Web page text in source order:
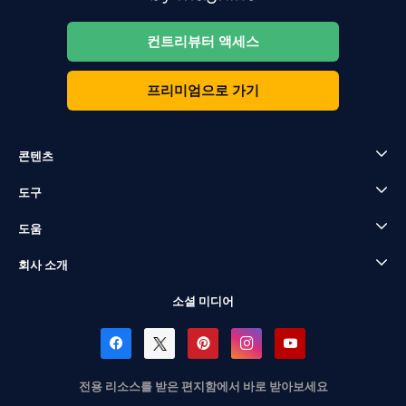
컨트리뷰터 액세스
프리미엄으로 가기
콘텐츠
도구
도움
회사 소개
소셜 미디어
전용 리소스를 받은 편지함에서 바로 받아보세요